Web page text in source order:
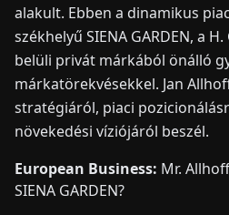
alakult. Ebben a dinamikus
székhelyű SIENA GARDEN, a
belüli privát márkából önálló
márkatörekvésekkel. Jan
stratégiáról, piaci
növekedési víziójáról beszél.
European Business: Mr.
SIENA GARDEN?